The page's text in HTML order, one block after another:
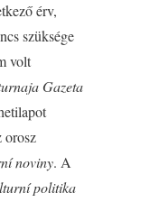
érv,
szüksége
volt
Gazeta
orosz
noviny. A
politika